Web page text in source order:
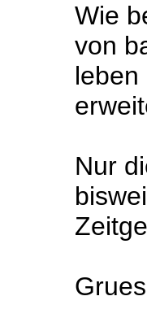
Wie
von
leben
Nur